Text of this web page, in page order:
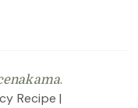
.
Recipe |